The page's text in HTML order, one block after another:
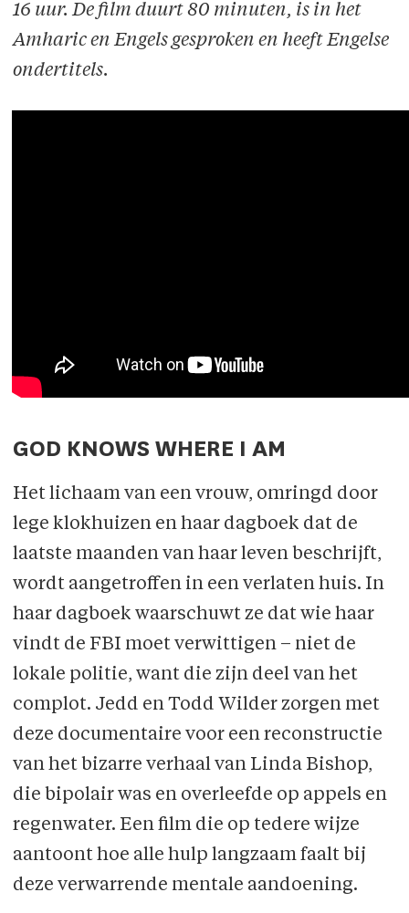
16 uur. De film duurt 80 minuten, is in het
Amharic en Engels gesproken en heeft Engelse
ondertitels.
GOD KNOWS WHERE I AM
Het lichaam van een vrouw, omringd door
lege klokhuizen en haar dagboek dat de
laatste maanden van haar leven beschrijft,
wordt aangetroffen in een verlaten huis. In
haar dagboek waarschuwt ze dat wie haar
vindt de FBI moet verwittigen – niet de
lokale politie, want die zijn deel van het
complot. Jedd en Todd Wilder zorgen met
deze documentaire voor een reconstructie
van het bizarre verhaal van Linda Bishop,
die bipolair was en overleefde op appels en
regenwater. Een film die op tedere wijze
aantoont hoe alle hulp langzaam faalt bij
deze verwarrende mentale aandoening.